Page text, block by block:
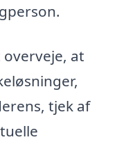
at
tjek af